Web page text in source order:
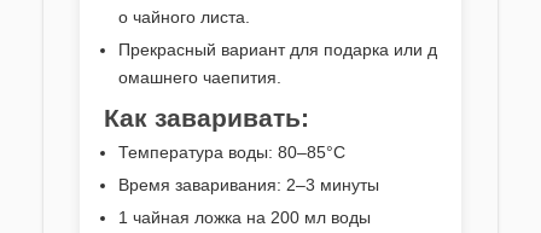
о чайного листа.
Прекрасный вариант для подарка или д
омашнего чаепития.
Как заваривать:
Температура воды: 80–85°C
Время заваривания: 2–3 минуты
1 чайная ложка на 200 мл воды